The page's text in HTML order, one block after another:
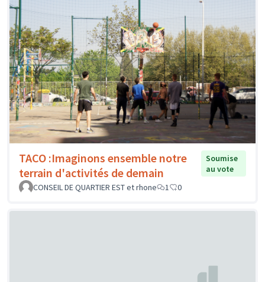
TACO :Imaginons ensemble notre
terrain d'activités de demain
Soumise
au vote
CONSEIL DE QUARTIER EST et rhone
1 0